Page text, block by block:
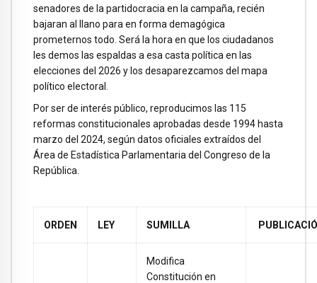
senadores de la partidocracia en la campaña, recién
bajaran al llano para en forma demagógica
prometernos todo. Será la hora en que los ciudadanos
les demos las espaldas a esa casta política en las
elecciones del 2026 y los desaparezcamos del mapa
político electoral.
Por ser de interés público, reproducimos las 115
reformas constitucionales aprobadas desde 1994 hasta
marzo del 2024, según datos oficiales extraídos del
Área de Estadística Parlamentaria del Congreso de la
República.
ORDEN LEY SUMILLA
Modifica
Constitución en